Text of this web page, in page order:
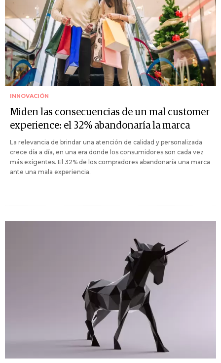
INNOVACIÓN
Miden las consecuencias de un mal customer
experience: el 32% abandonaría la marca
La relevancia de brindar una atención de calidad y personalizada
crece día a día, en una era donde los consumidores son cada vez
más exigentes. El 32% de los compradores abandonaría una marca
ante una mala experiencia.